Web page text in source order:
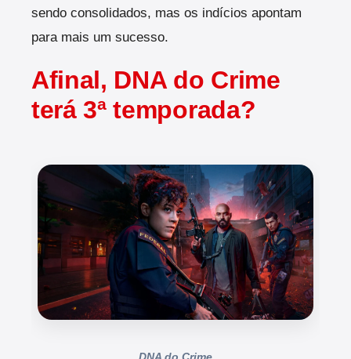
sendo consolidados, mas os indícios apontam
para mais um sucesso.
Afinal, DNA do Crime
terá 3ª temporada?